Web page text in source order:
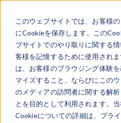
このウェブサイトでは、お客様
にCookieを保存します。この
ブサイトでのやり取りに関する
客様を記憶するために使用され
は、お客様のブラウジング体験
マイズすること、ならびにこの
のメディアの訪問者に関する解
とを目的として利用されます。
Cookieについての詳細は、プラ
ログイ
アプリケーショ
クイック検索